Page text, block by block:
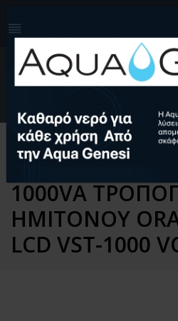
Ελληνικά (EL)
English (EN)
Αρχική Ηλεκτρολογικός
UPS LINE
1000VA
ΗΜΙΤΟΝΟΥ
LCD VST-1000